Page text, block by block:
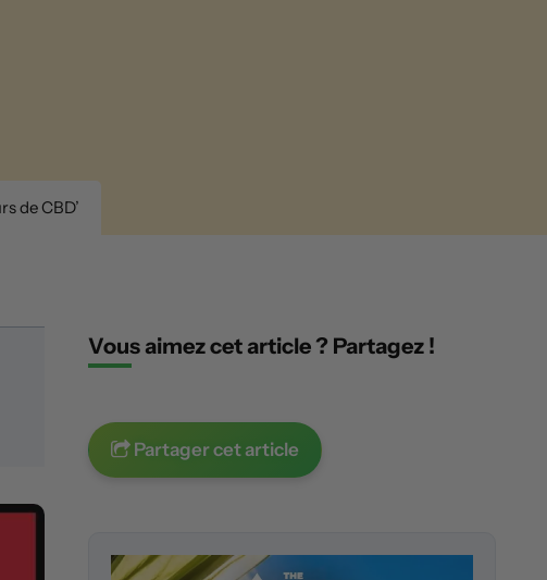
de CBD’
Vous aimez cet article ? Partagez !
Partager cet article